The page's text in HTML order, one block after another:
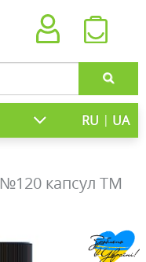
RU | UA
капсул ТМ